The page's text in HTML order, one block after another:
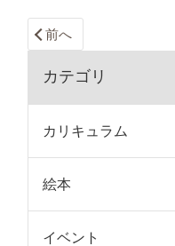
前へ
カテゴリ
カリキュラム
絵本
イベント